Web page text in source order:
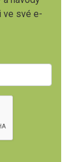
ve své e-